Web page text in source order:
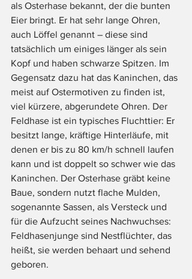
als Osterhase bekannt, der die bunten
Eier bringt. Er hat sehr lange Ohren,
auch Löffel genannt – diese sind
tatsächlich um einiges länger als sein
Kopf und haben schwarze Spitzen. Im
Gegensatz dazu hat das Kaninchen, das
meist auf Ostermotiven zu finden ist,
viel kürzere, abgerundete Ohren. Der
Feldhase ist ein typisches Fluchttier: Er
besitzt lange, kräftige Hinterläufe, mit
denen er bis zu 80 km/h schnell laufen
kann und ist doppelt so schwer wie das
Kaninchen. Der Osterhase gräbt keine
Baue, sondern nutzt flache Mulden,
sogenannte Sassen, als Versteck und
für die Aufzucht seines Nachwuchses:
Feldhasenjunge sind Nestflüchter, das
heißt, sie werden behaart und sehend
geboren.